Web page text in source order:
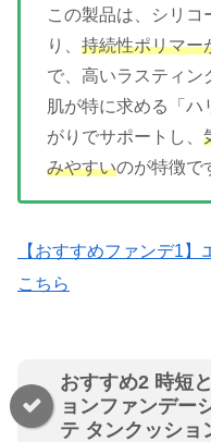
この製品は、シリコ
り、 持続性ポリマー
で、高いラスティン
肌が特に求める「ハ
がりでサポートし、
みやすいのが特徴で
【おすすめファンデ1
こちら
おすすめ2 時短
ョンファンデー
テ タンクッショ